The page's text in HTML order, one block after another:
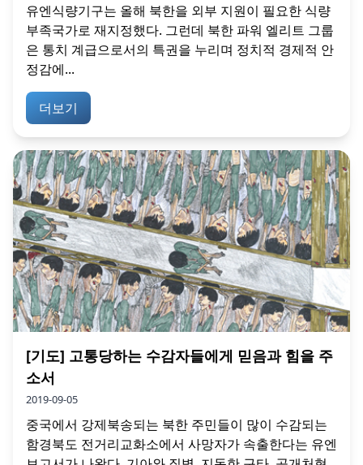
유엔식량기구는 올해 북한을 외부 지원이 필요한 식량
부족국가로 재지정했다. 그런데 북한 파워 엘리트 그룹
은 통치 계급으로서의 특권을 누리며 정치적 경제적 안
정감에...
더보기
[기도] 고통당하는 수감자들에게 믿음과 힘을 주
소서
2019-09-05
중국에서 강제북송되는 북한 주민들이 많이 수감되는
함경북도 전거리교화소에서 사망자가 속출한다는 유엔